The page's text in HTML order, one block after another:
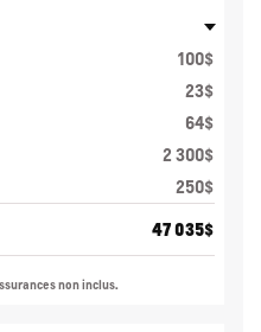
100$
23$
64$
2 300$
250$
47 035$
non inclus.